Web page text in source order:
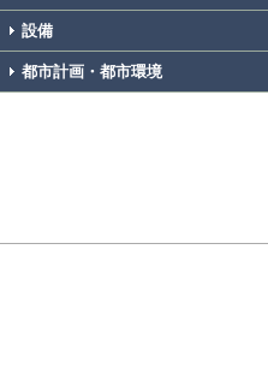
設備
都市計画・都市環境